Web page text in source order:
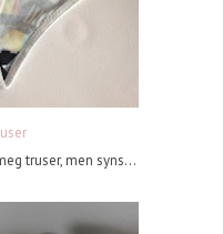
truser, men syns...